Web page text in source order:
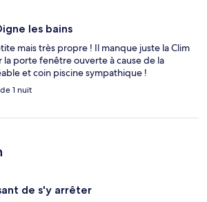
les bains
mais très propre ! Il manque juste la Clim
porte fenêtre ouverte à cause de la
et coin piscine sympathique !
1 nuit
de s'y arrêter